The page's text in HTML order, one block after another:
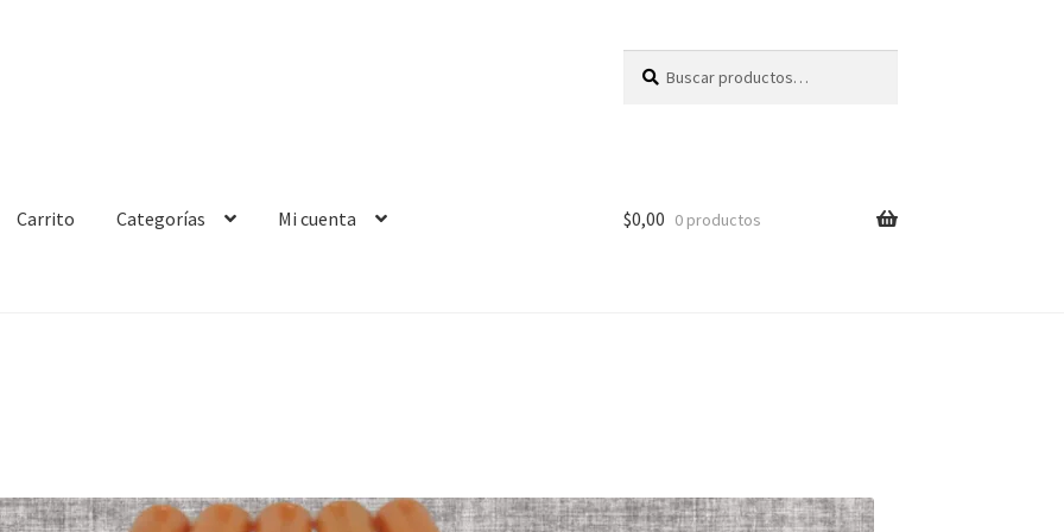
por:
Carrito Categorías Mi cuenta $0,00 0 productos